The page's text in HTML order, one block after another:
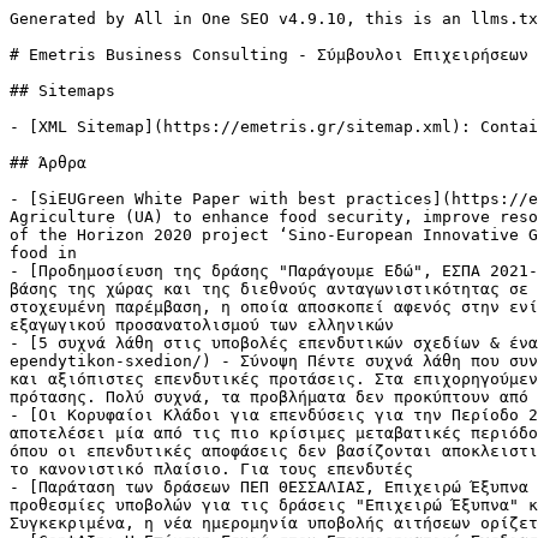
Generated by All in One SEO v4.9.10, this is an llms.txt file, used by LLMs to index the site.

# Emetris Business Consulting - Σύμβουλοι Επιχειρήσεων

## Sitemaps

- [XML Sitemap](https://emetris.gr/sitemap.xml): Contains all public & indexable URLs for this website.

## Άρθρα

- [SiEUGreen White Paper with best practices](https://emetris.gr/sieugreen-white-paper-with-best-practices/) - Overview his report explores the potential of Urban Agriculture (UA) to enhance food security, improve resource efficiency, and promote smart, resilient, and circular cities. The discussion is framed within the scope of the Horizon 2020 project ‘Sino-European Innovative Green and Smart Cities’ (SiEUGreen) which explored different pathways to turn waste into resources for growing food in
- [Προδημοσίευση της δράσης "Παράγουμε Εδώ", ΕΣΠΑ 2021-2027](https://emetris.gr/prodimosieusi-paragoume-edo/) - Η Δράση έχει ως στόχο την ενίσχυση της παραγωγικής βάσης της χώρας και της διεθνούς ανταγωνιστικότητας σε τομείς με υψηλό εξωτερικό προσανατολισμό μέσω της ενδυνάμωσης επιλεγμένων παραγωγικών κλάδων. Πρόκειται για μια στοχευμένη παρέμβαση, η οποία αποσκοπεί αφενός στην ενίσχυση της εγχώριας παραγωγικής βάσης σε καίριους τομείς και αφετέρου στην υποστήριξη και διεύρυνση του εξαγωγικού προσανατολισμού των ελληνικών
- [5 συχνά λάθη στις υποβολές επενδυτικών σχεδίων & ένας σύντομος οδηγός 5 σημείων για πιο ώριμες και αξιόπιστες προτάσεις](https://emetris.gr/5-sixna-lathi-ependytikon-sxedion/) - Σύνοψη Πέντε συχνά λάθη που συναντάμε στις υποβολές επενδυτικών σχεδίων. Παρακάτω παρουσιάζεται ένας σύντομος οδηγός 5 σημείων για πιο ώριμες και αξιόπιστες επενδυτικές προτάσεις. Στα επιχορηγούμενα προγράμματα, η καλή ιδέα δεν αρκεί. Αυτό που αξιολογείται είναι η ωριμότητα, η τεκμηρίωση και η συνοχή της πρότασης. Πολύ συχνά, τα προβλήματα δεν προκύπτουν από την επένδυση καθαυτή,
- [Οι Κορυφαίοι Κλάδοι για επενδύσεις για την Περίοδο 2026-2030](https://emetris.gr/korifaioi-kladoi-ependyseis/) - Σύνοψη Η πενταετία 2026-2030 αναμένεται να αποτελέσει μία από τις πιο κρίσιμες μεταβατικές περιόδους για το παγκόσμιο επενδυτικό περιβάλλον. Οι αγορές κινούνται πλέον σε ένα πλαίσιο αυξημένης αβεβαιότητας, όπου οι επενδυτικές αποφάσεις δεν βασίζονται αποκλειστικά σε βραχυπρόθεσμες αποδόσεις, αλλά σε διαρθρωτικές αλλαγές που επηρεάζουν την οικονομία, την τεχνολογία και το κανονιστικό πλαίσιο. Για τους επενδυτές
- [Παράταση των δράσεων ΠΕΠ ΘΕΣΣΑΛΙΑΣ, Επιχειρώ Έξυπνα και Αναπτύσσομαι Έξυπνα!](https://emetris.gr/parataseis-draseis-pep-thessalias/) - Σύνοψη Παράταση στις προθεσμίες υποβολών για τις δράσεις "Επιχειρώ Έξυπνα" και "Αναπτύσσομαι Έξυπνα" δόθηκαν απο την διαχειριστική αρχή της Περιφέρειας Θεσσαλίας. Περισσότερες πληροφορίες Συγκεκριμένα, η νέα ημερομηνία υποβολής αιτήσεων ορίζεται η Τρίτη 03-03-2026. Σχετικά Άρθρα
- [CaptAIn: Η Επόμενη Γενιά στον Επιχειρηματικό Σχεδιασμό με τη Δύναμη της Τεχνητής Νοημοσύνης](https://emetris.gr/captain-ai-business-plan/) - Σύνοψη Έγκριση χρηματοδότησης για το έργο CaptAIn: Η Επόμενη Γενιά στον Επιχειρηματικό Σχεδιασμό με τη Δύναμη της Τεχνητής Νοημοσύνης Η ΕΜΕΤΡΙΣ Consulting συμμετέχει, ως συντονιστής εταίρος, στο νέο ερευνητικό έργο CaptAIn το οποίο εγκρίθηκε για χρηματοδότηση στο πλαίσιο της Δράσης «Ερευνώ – Καινοτομώ» του Προγράμματος «Ανταγωνιστικότητα» 2021–2027, Παρέμβαση Ι: Έρευνα και Ανάπτυξη από Επιχειρήσεις. H
- [H Βιωσιμότητα στην Πράξη - Δημοσίευση της 1ης ετήσιας έκθεσης ESG της ΠΕΠΟΝΟΠΟΥΛΟΣ ΑΕ](https://emetris.gr/dimosieusi-esg-report-peponopoulos/) - H Βιωσιμότητα στην Πράξη. Η ΠΕΠΟΝΟΠΟΥΛΟΣ Α.Ε. (με διακριτικό brand name ΠΗΛΙΟΝ) και έδρα τον Βόλο, ολοκλήρωσε την 1η Ετήσια Έκθεση ESG με την επιστημονική συμβολή της Emetris consulting. Σε μια εποχή που η περιβαλλοντική και κοινωνική υπευθυνότητα αποτελούν τα νέα "διαβατήρια" για την επιχειρηματική πρακτική, ολοκληρώθηκε η Ετήσια Έκθεση ESG (Environmental, Social, Governance) για
- [Βιώσιμες μεταφορές, Scope 3 & ηλεκτροκίνηση: γιατί ο στόλος σας είναι το επόμενο μεγάλο κλιματικό στοίχημα;](https://emetris.gr/pagkosmia-imera-metaforwn/) - Σύνοψη Οι βιώσιμες μεταφορές έχουν πλέον τη δική τους διεθνή ημέρα: ο ΟΗΕ έχει θεσπίσει την World Sustainable Transport Day στις 26 Νοεμβρίου, αναγνωρίζοντας τον κρίσιμο ρόλο των ασφαλών, προσβάσιμων και χαμηλών εκπομπών συστημάτων μεταφοράς για την ανάπτυξη και την κοινωνική συνοχή. Για τις επιχειρήσεις, και ειδικά για τη βιομηχανία, αυτό σημαίνει ότι ο τρόπος
- [Προδημοσίευση νέας δράσης " Παράγουμε Εδώ "](https://emetris.gr/nea-drasi-espa-paragoume-edw/) - Ανακοινώθηκε η Προδημοσίευση της νέας Δράσης με τίτλο «Παράγουμε Εδώ», συνολικής δημόσιας δαπάνης ύψους 50 εκατ. ευρώ, που θα υλοποιηθεί με πόρους του Προγράμματος «Ανταγωνιστικότητα ΕΣΠΑ 2021–2027». Η Δράση στοχεύει στην ενίσχυση της εγχώριας παραγωγής, την τόνωση των εξαγωγών και τη βελτίωση της διεθνούς ανταγωνιστικότητας των ελληνικών μικρομεσαίων επιχειρήσεων, ιδίως σε τομείς στους οποίους διαπιστώνεται
- [Δημοσιεύθηκαν οι νέες δράσεις στη Περιφέρεια Θεσσαλίας](https://emetris.gr/nees-draseis-perifereia-thessalias/) - Περιεχόμενα «Αναπτύσσομαι Έξυπνα στην Περιφέρεια Θεσσαλίας» «Επιχειρώ έξυπνα στην Περιφέρεια Θεσσαλίας» «Αναπτύσσομαι Έξυπνα στην Περιφέρεια Θεσσαλίας» Ενίσχυση υφιστάμενων πολύ μικρών, μικρών και μεσαίων (ΜΜΕ) επιχειρήσεων της Περιφέρειας Θεσσαλίας. Στόχος της δράσης είναι η παραγωγή καινοτόμων προϊόντων και υπηρεσιών, η αύξηση των εξαγωγών, η δημιουργία θέσεων εργασίας και η βελτίωση της ανταγωνιστικότητας των επιχειρήσεων μέσω της ενίσχυσης
- [Παγκόσμια Ημέρα ΟΗΕ: Οι Στόχοι Βιώσιμης Ανάπτυξης (SDGs) ως Πυξίδα για τις Επιχειρήσεις](https://emetris.gr/pagosmia-imera-oie-sdg/) - Στις 24 Οκτωβρίου, η Παγκόσμια Ημέρα του ΟΗΕ μας υπενθυμίζει τη σημασία της διεθνούς συνεργασίας για έναν πιο δίκαιο, βιώσιμο και ειρηνικό